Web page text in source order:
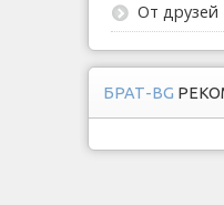
От друзей
БРАТ-BG